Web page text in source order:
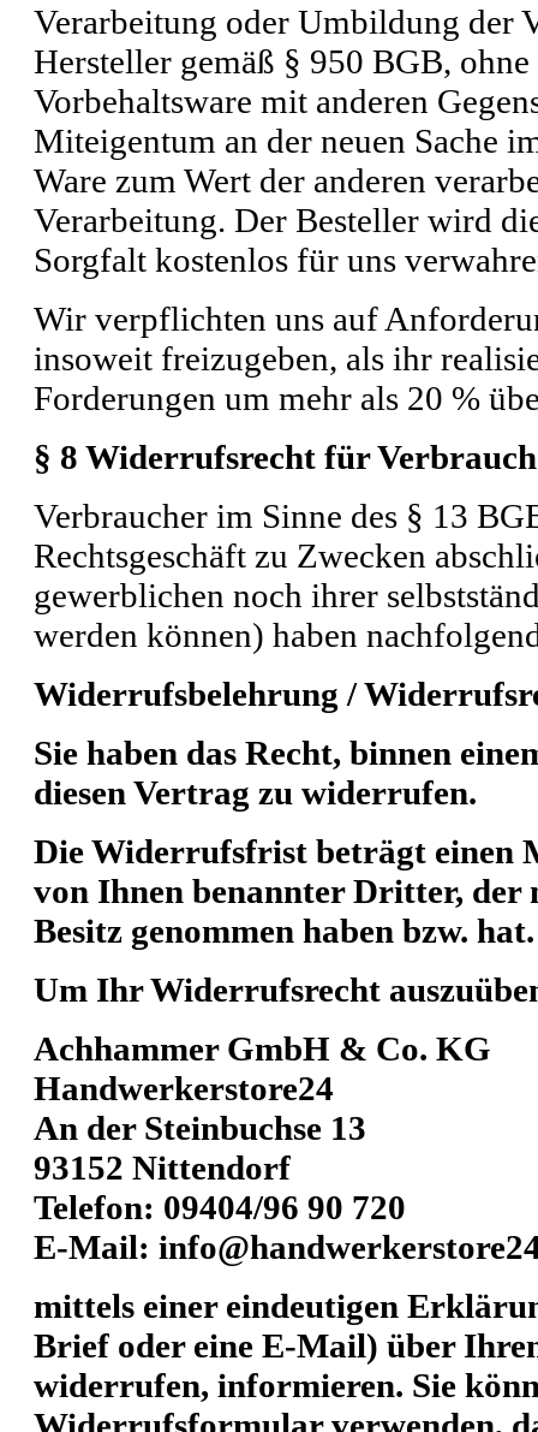
Verarbeitung oder Umbildung der
Hersteller gemäß § 950 BGB,
Vorbehaltsware mit anderen
Miteigentum an der neuen Sache
Ware zum Wert der anderen
Verarbeitung. Der Besteller wird
Sorgfalt kostenlos für uns
Wir verpflichten uns auf
insoweit freizugeben, als ihr
Forderungen um mehr als 20 %
§ 8 Widerrufsrecht für
Verbraucher im Sinne des § 13
Rechtsgeschäft zu Zwecken
gewerblichen noch ihrer
werden können) haben
Widerrufsbelehrung /
Sie haben das Recht, binnen
diesen Vertrag zu widerrufen.
Die Widerrufsfrist beträgt einen
von Ihnen benannter Dritter, der
Besitz genommen haben bzw. hat.
Um Ihr Widerrufsrecht
Achhammer GmbH & Co. KG
Handwerkerstore24
An der Steinbuchse 13
93152 Nittendorf
Telefon: 09404/96 90 720
E-Mail:
mittels einer eindeutigen
Brief oder eine E-Mail) über
widerrufen, informieren. Sie